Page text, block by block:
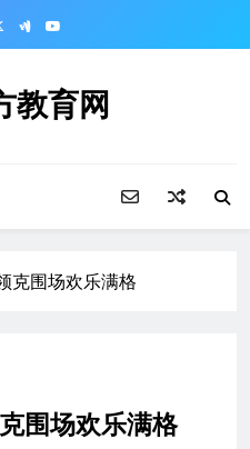
教育网
克围场欢乐满格
围场欢乐满格